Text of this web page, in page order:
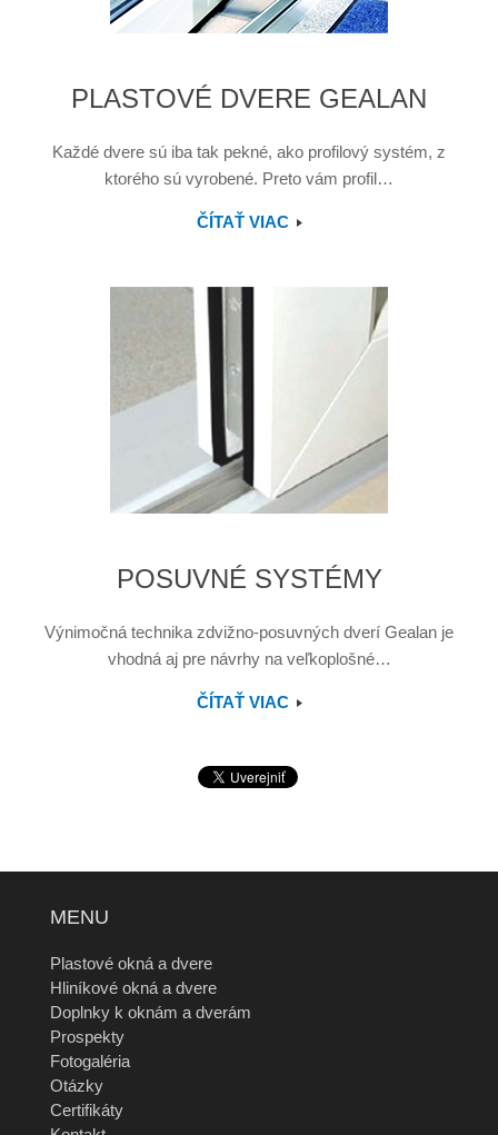
PLASTOVÉ DVERE GEALAN
Každé dvere sú iba tak pekné, ako profilový systém, z
ktorého sú vyrobené. Preto vám profil…
ČÍTAŤ VIAC
POSUVNÉ SYSTÉMY
Výnimočná technika zdvižno-posuvných dverí Gealan je
vhodná aj pre návrhy na veľkoplošné…
ČÍTAŤ VIAC
MENU
Plastové okná a dvere
Hliníkové okná a dvere
Doplnky k oknám a dverám
Prospekty
Fotogaléria
Otázky
Certifikáty